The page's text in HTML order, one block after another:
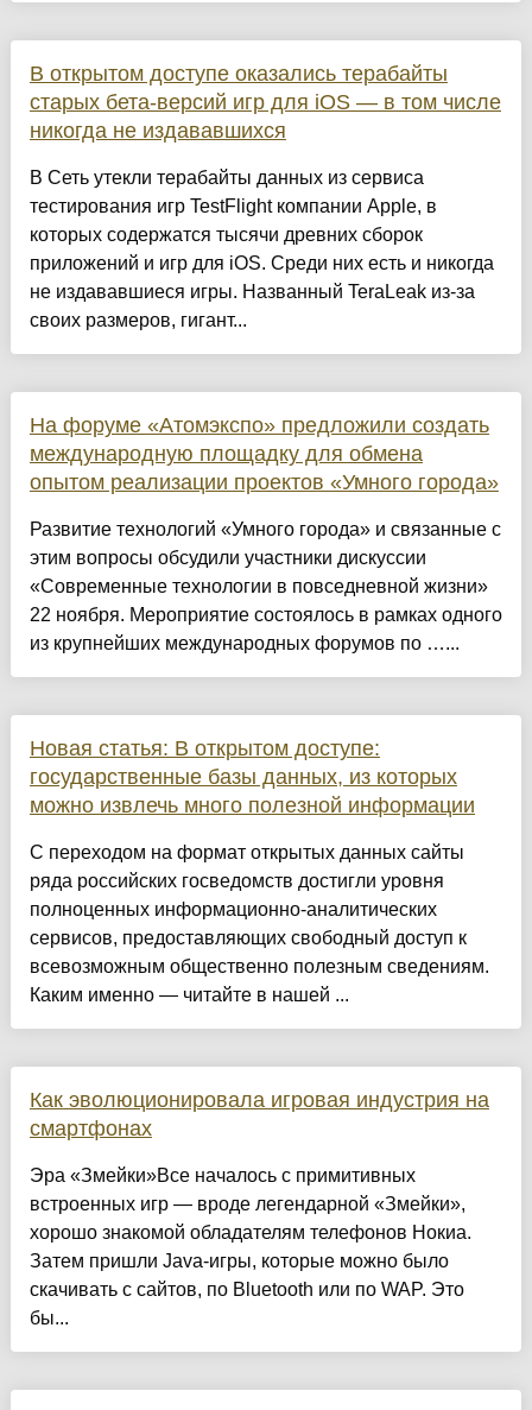
В открытом доступе оказались терабайты
старых бета-версий игр для iOS — в том числе
никогда не издававшихся
В Сеть утекли терабайты данных из сервиса
тестирования игр TestFlight компании Apple, в
которых содержатся тысячи древних сборок
приложений и игр для iOS. Среди них есть и никогда
не издававшиеся игры. Названный TeraLeak из-за
своих размеров, гигант...
На форуме «Атомэкспо» предложили создать
международную площадку для обмена
опытом реализации проектов «Умного города»
Развитие технологий «Умного города» и связанные с
этим вопросы обсудили участники дискуссии
«Современные технологии в повседневной жизни»
22 ноября. Мероприятие состоялось в рамках одного
из крупнейших международных форумов по …...
Новая статья: В открытом доступе:
государственные базы данных, из которых
можно извлечь много полезной информации
С переходом на формат открытых данных сайты
ряда российских госведомств достигли уровня
полноценных информационно-аналитических
сервисов, предоставляющих свободный доступ к
всевозможным общественно полезным сведениям.
Каким именно — читайте в нашей ...
Как эволюционировала игровая индустрия на
смартфонах
Эра «Змейки»Все началось с примитивных
встроенных игр — вроде легендарной «Змейки»,
хорошо знакомой обладателям телефонов Нокиа.
Затем пришли Java-игры, которые можно было
скачивать с сайтов, по Bluetooth или по WAP. Это
бы...